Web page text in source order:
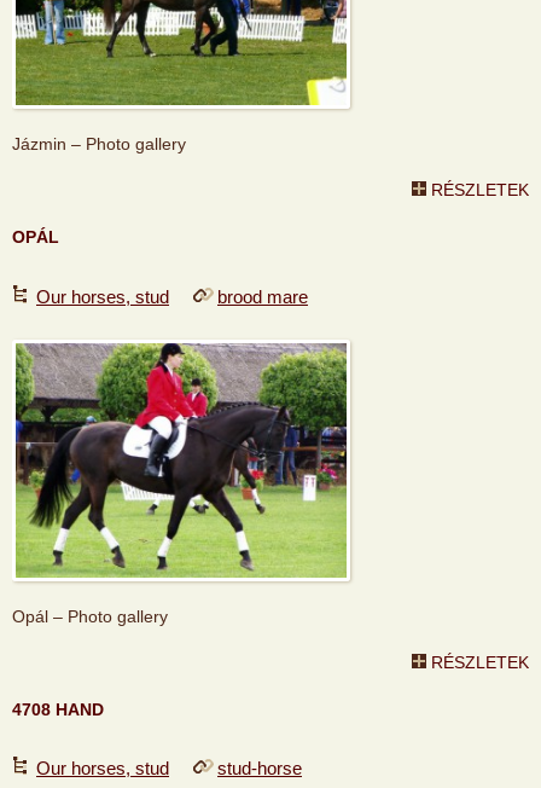
Jázmin – Photo gallery
RÉSZLETEK
OPÁL
Our horses, stud brood mare
Opál – Photo gallery
RÉSZLETEK
4708 HAND
Our horses, stud stud-horse